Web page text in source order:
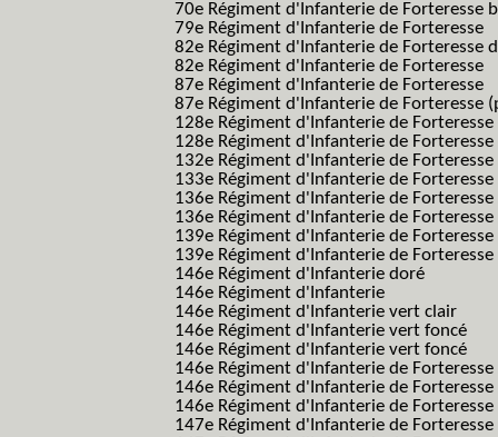
70e Régiment d'Infanterie de Forteresse
79e Régiment d'Infanterie de Forteresse
82e Régiment d'Infanterie de Forteresse
82e Régiment d'Infanterie de Forteresse
87e Régiment d'Infanterie de Forteresse
87e Régiment d'Infanterie de Forteresse
128e Régiment d'Infanterie de Forteresse
128e Régiment d'Infanterie de
132e Régiment d'Infanterie de Forteresse
133e Régiment d'Infanterie de Forteresse
136e Régiment d'Infanterie de Forteresse
136e Régiment d'Infanterie de
139e Régiment d'Infanterie de
139e Régiment d'Infanterie de
146e Régiment d'Infanterie doré
146e Régiment d'Infanterie
146e Régiment d'Infanterie vert clair
146e Régiment d'Infanterie vert foncé
146e Régiment d'Infanterie vert foncé
146e Régiment d'Infanterie de
146e Régiment d'Infanterie de
146e Régiment d'Infanterie de
147e Régiment d'Infanterie de Forteresse